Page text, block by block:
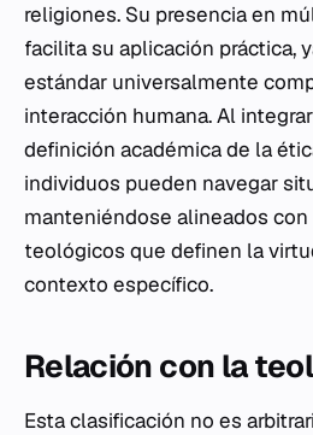
religiones. Su presencia en
facilita su aplicación práctica,
estándar universalmente
interacción humana. Al
definición académica de la
individuos pueden navegar
manteniéndose alineados
teológicos que definen la
contexto específico.
Relación con la
Esta clasificación no es